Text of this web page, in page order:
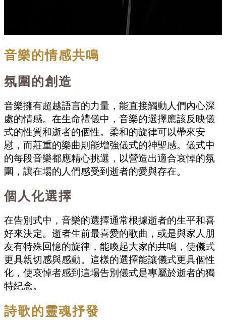
音樂的情感共鳴
氛圍的創造
音樂擁有超越語言的力量，能直接觸動人們內心深
處的情感。在生命禮儀中，音樂的選擇應該反映儀
式的性質和逝者的個性。柔和的旋律可以帶來安
慰，而莊重的樂曲則能增強儀式的神聖感。儀式中
的每段音樂都應精心挑選，以營造出適合哀悼的氛
圍，讓在場的人們感受到逝者的愛與存在。
個人化選擇
在告別式中，音樂的選擇通常根據逝者的生平和喜
好來決定。逝者生前最喜愛的歌曲，或是與家人朋
友有特殊回憶的旋律，能喚起大家的共鳴，使儀式
更具親切感與感動。這樣的選擇能讓儀式更具個性
化，使哀悼者感到這場告別儀式是專屬於逝者的獨
特紀念。
詩歌的靈魂抒發